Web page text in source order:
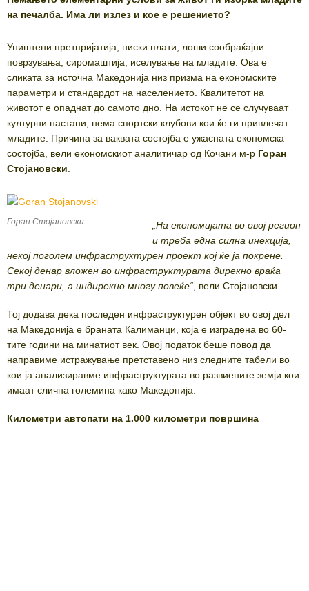
на печалба. Има ли излез и кое е решението?
Уништени претпријатија, ниски плати, лоши сообраќајни
поврзувања, сиромаштија, иселување на младите. Ова е
сликата за источна Македонија низ призма на економските
параметри и стандардот на населението. Квалитетот на
животот е опаднат до самото дно. На истокот не се случуваат
културни настани, нема спортски клубови кои ќе ги привлечат
младите. Причина за ваквата состојба е ужасната економска
состојба, вели економскиот аналитичар од Кочани м-р Горан
Стојановски
Горан Стојановски
„На економијата во овој регион
и треба една силна инекција,
некој поголем инфраструктурен проект кој ќе ја покрене.
Секој денар вложен во инфраструктурата дирекно враќа
три денари, а индирекно многу повеќе“ , вели Стојановски.
Тој додава дека последен инфраструктурен објект во овој дел
на Македонија е браната Калиманци, која е изградена во 60-
тите години на минатиот век. Овој податок беше повод да
направиме истражување претставено низ следните табели во
кои ја анализиравме инфраструктурата во развиените земји кои
имаат слична големина како Македонија.
Километри автопати на 1.000 километри површина